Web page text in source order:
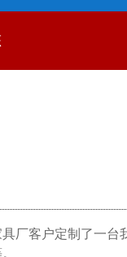
厂客户定制了一